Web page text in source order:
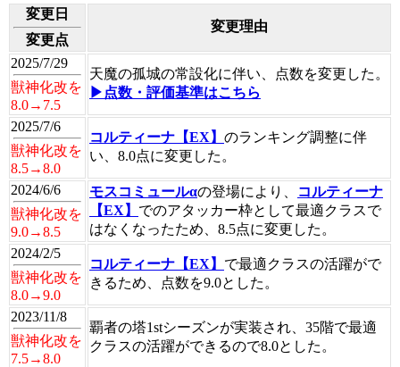
変更日
変更点
変更理由
2025/7/29
獣神化改を
8.0→7.5
天魔の孤城の常設化に伴い、点数を変更した。
▶点数・評価基準はこちら
2025/7/6
獣神化改を
8.5→8.0
コルティーナ【EX】 のランキング調整に伴
い、8.0点に変更した。
2024/6/6
獣神化改を
9.0→8.5
モスコミュールαの登場により、
コルティーナ
【EX】 でのアタッカー枠として最適クラスで
はなくなったため、8.5点に変更した。
2024/2/5
獣神化改を
8.0→9.0
コルティーナ【EX】 で最適クラスの活躍がで
きるため、点数を9.0とした。
2023/11/8
獣神化改を
7.5→8.0
覇者の塔1stシーズンが実装され、35階で最適
クラスの活躍ができるので8.0とした。